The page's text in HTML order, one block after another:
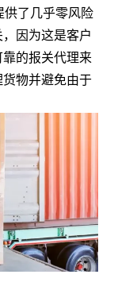
供了几乎零风险
因为这是客户
的报关代理来
物并避免由于